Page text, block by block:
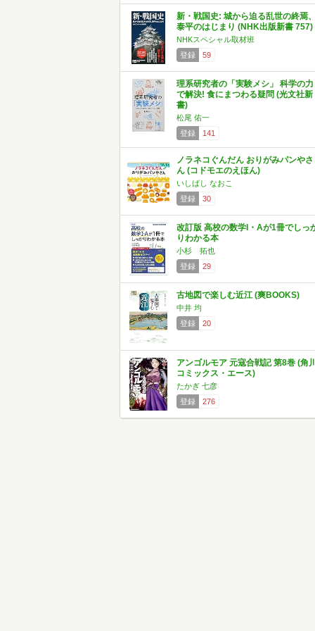
新・戦国史: 城から迫る乱世の終焉
泰平のはじまり (NHK出版新書 757)
NHKスペシャル取材班
登録
59
理系研究者の「実験メシ」 科学の力
で解決! 食にまつわる疑問 (光文社新
書)
松尾 佑一
登録
141
ノラネコぐんだん おりがみパンやさ
ん (コドモエのえほん)
いしばし なおこ
登録
30
改訂版 高校の数学I・Aが1冊でしっ
りわかる本
小杉 拓也
登録
29
古地図で楽しむ近江 (爽BOOKS)
中井 均
登録
20
アンゴルモア 元寇合戦記 第8巻 (角
コミックス・エース)
たかぎ 七彦
登録
276